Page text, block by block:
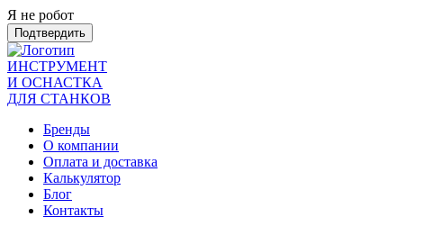
Я не робот
Подтвердить
ИНСТРУМЕНТ
И ОСНАСТКА
ДЛЯ СТАНКОВ
Бренды
О компании
Оплата и доставка
Калькулятор
Блог
Контакты